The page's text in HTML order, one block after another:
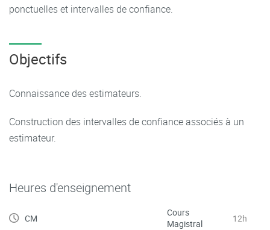
ponctuelles et intervalles de confiance.
Objectifs
Connaissance des estimateurs.
Construction des intervalles de confiance associés à un
estimateur.
Heures d'enseignement
CM
Cours
Magistral
12h